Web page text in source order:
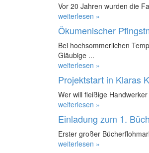
Vor 20 Jahren wurden die
weiterlesen »
Ökumenischer
Bei hochsommerlichen
Gläubige ...
weiterlesen »
Projektstart in Klaras
Wer will fleißige
weiterlesen »
Einladung zum 1.
Erster großer
weiterlesen »